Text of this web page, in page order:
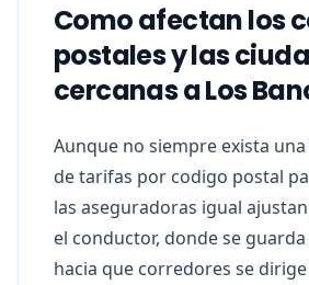
Como afectan los
postales y las
cercanas a Los
Aunque no siempre exista
de tarifas por codigo postal
las aseguradoras igual
el conductor, donde se
hacia que corredores se